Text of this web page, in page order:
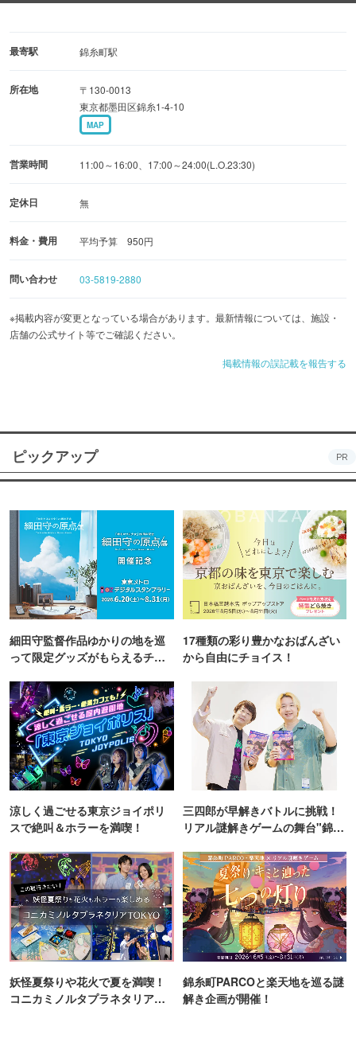
最寄駅 錦糸町駅
所在地
〒130-0013
東京都墨田区錦糸1-4-10
MAP
営業時間 11:00～16:00、17:00～24:00(L.O.23:30)
定休日 無
料金・費用 平均予算 950円
問い合わせ 03-5819-2880
※掲載内容が変更となっている場合があります。最新情報については、施設・
店舗の公式サイト等でご確認ください。
掲載情報の誤記載を報告する
ピックアップ PR
細田守監督作品ゆかりの地を巡
って限定グッズがもらえるチャ
17種類の彩り豊かなおばんざい
から自由にチョイス！
涼しく過ごせる東京ジョイポリ
スで絶叫＆ホラーを満喫！
三四郎が早解きバトルに挑戦！
リアル謎解きゲームの舞台"錦糸
妖怪夏祭りや花火で夏を満喫！
コニカミノルタプラネタリア
錦糸町PARCOと楽天地を巡る謎
解き企画が開催！